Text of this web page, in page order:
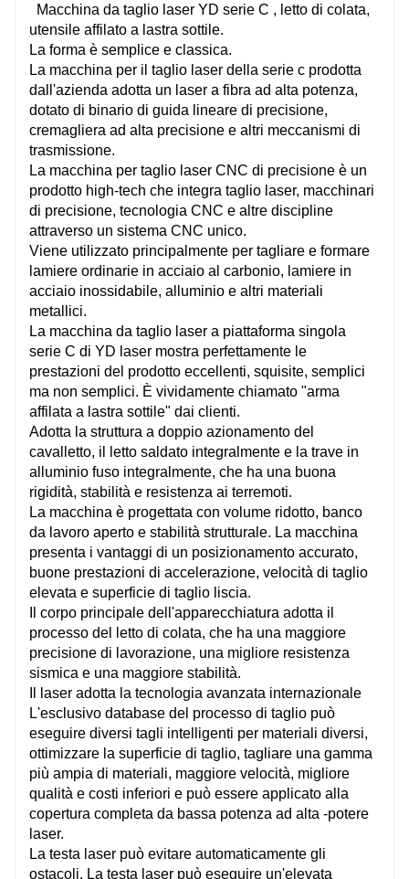
Macchina da taglio laser YD serie C , letto di colata,
utensile affilato a lastra sottile.
La forma è semplice e classica.
La macchina per il taglio laser della serie c prodotta
dall'azienda adotta un laser a fibra ad alta potenza,
dotato di binario di guida lineare di precisione,
cremagliera ad alta precisione e altri meccanismi di
trasmissione.
La macchina per taglio laser CNC di precisione è un
prodotto high-tech che integra taglio laser, macchinari
di precisione, tecnologia CNC e altre discipline
attraverso un sistema CNC unico.
Viene utilizzato principalmente per tagliare e formare
lamiere ordinarie in acciaio al carbonio, lamiere in
acciaio inossidabile, alluminio e altri materiali
metallici.
La macchina da taglio laser a piattaforma singola
serie C di YD laser mostra perfettamente le
prestazioni del prodotto eccellenti, squisite, semplici
ma non semplici. È vividamente chiamato "arma
affilata a lastra sottile" dai clienti.
Adotta la struttura a doppio azionamento del
cavalletto, il letto saldato integralmente e la trave in
alluminio fuso integralmente, che ha una buona
rigidità, stabilità e resistenza ai terremoti.
La macchina è progettata con volume ridotto, banco
da lavoro aperto e stabilità strutturale. La macchina
presenta i vantaggi di un posizionamento accurato,
buone prestazioni di accelerazione, velocità di taglio
elevata e superficie di taglio liscia.
Il corpo principale dell'apparecchiatura adotta il
processo del letto di colata, che ha una maggiore
precisione di lavorazione, una migliore resistenza
sismica e una maggiore stabilità.
Il laser adotta la tecnologia avanzata internazionale
L'esclusivo database del processo di taglio può
eseguire diversi tagli intelligenti per materiali diversi,
ottimizzare la superficie di taglio, tagliare una gamma
più ampia di materiali, maggiore velocità, migliore
qualità e costi inferiori e può essere applicato alla
copertura completa da bassa potenza ad alta -potere
laser.
La testa laser può evitare automaticamente gli
ostacoli. La testa laser può eseguire un'elevata